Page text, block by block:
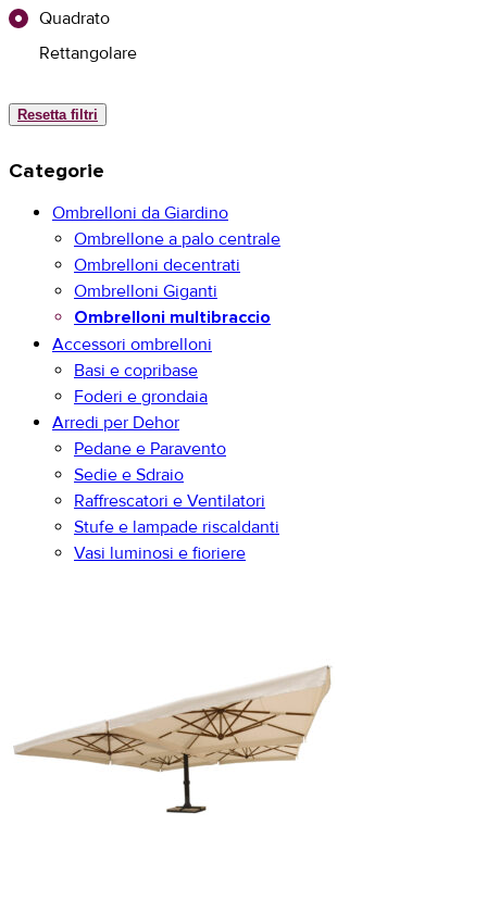
Quadrato
Rettangolare
Resetta filtri
Categorie
Ombrelloni da Giardino
Ombrellone a palo centrale
Ombrelloni decentrati
Ombrelloni Giganti
Ombrelloni multibraccio
Accessori ombrelloni
Basi e copribase
Foderi e grondaia
Arredi per Dehor
Pedane e Paravento
Sedie e Sdraio
Raffrescatori e Ventilatori
Stufe e lampade riscaldanti
Vasi luminosi e fioriere